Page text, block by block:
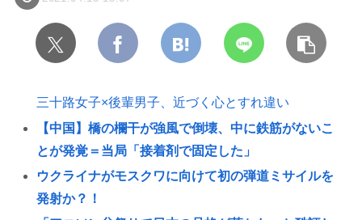
三十路女子×後輩男子、近づく心とすれ違い
【中国】橋の欄干が強風で倒壊、中に鉄筋がないこ
とが発覚＝当局「接着剤で固定した」
ウクライナがモスクワに向けて初の弾道ミサイルを
発射か？！